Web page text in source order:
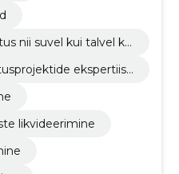
nii suvel kui talvel ko
ekspertiisi
likvideerimine